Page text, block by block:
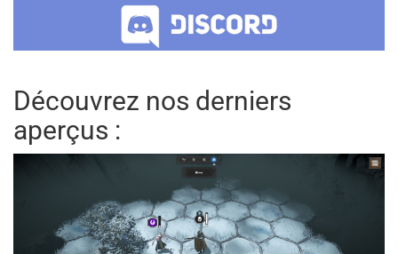
Découvrez nos derniers
aperçus :